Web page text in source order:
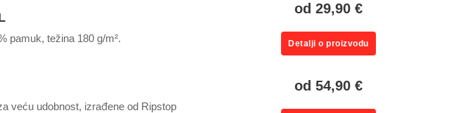
pamuk, težina 180 g/m².
od 29,90 €
Detalji o proizvodu
veću udobnost, izrađene od Ripstop
od 54,90 €